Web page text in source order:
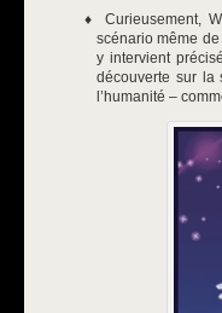
Curieusement,
scénario même
y intervient
découverte sur la
l’humanité –